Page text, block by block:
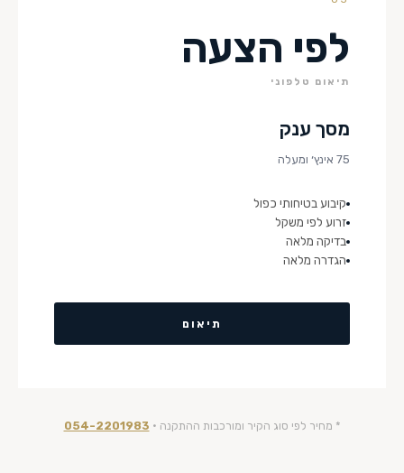
לפי הצעה
תיאום טלפוני
מסך ענק
75 אינץ׳ ומעלה
קיבוע בטיחותי כפול
זרוע לפי משקל
בדיקה מלאה
הגדרה מלאה
תיאום
* מחיר לפי סוג הקיר ומורכבות ההתקנה · 054-2201983